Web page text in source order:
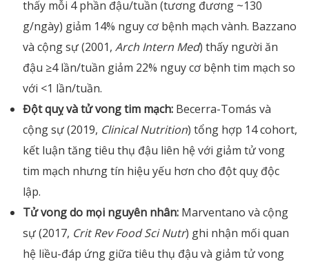
thấy mỗi 4 phần đậu/tuần (tương đương ~130
g/ngày) giảm 14% nguy cơ bệnh mạch vành. Bazzano
và cộng sự (2001, Arch Intern Med) thấy người ăn
đậu ≥4 lần/tuần giảm 22% nguy cơ bệnh tim mạch so
với <1 lần/tuần.
Đột quỵ và tử vong tim mạch: Becerra-Tomás và
cộng sự (2019, Clinical Nutrition) tổng hợp 14 cohort,
kết luận tăng tiêu thụ đậu liên hệ với giảm tử vong
tim mạch nhưng tín hiệu yếu hơn cho đột quỵ độc
lập.
Tử vong do mọi nguyên nhân: Marventano và cộng
sự (2017, Crit Rev Food Sci Nutr) ghi nhận mối quan
hệ liều-đáp ứng giữa tiêu thụ đậu và giảm tử vong